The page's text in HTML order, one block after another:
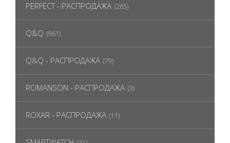
PERFECT - РАСПРОДАЖА (265)
Q&Q (961)
Q&Q - РАСПРОДАЖА (79)
ROMANSON - РАСПРОДАЖА (3)
ROXAR - РАСПРОДАЖА (11)